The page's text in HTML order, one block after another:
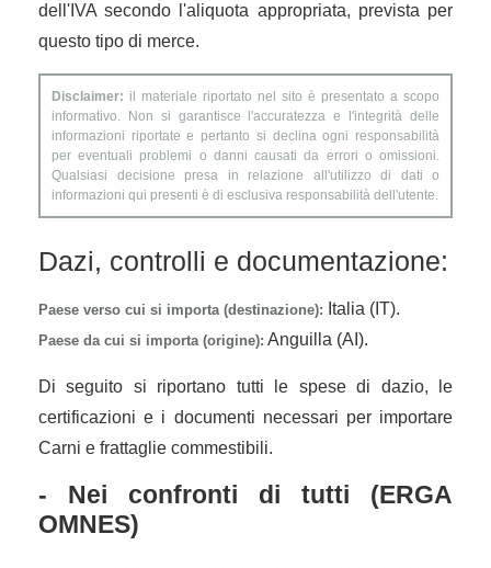
dell'IVA secondo l'aliquota appropriata, prevista per
questo tipo di merce.
Disclaimer: il materiale riportato nel sito è presentato a scopo
informativo. Non si garantisce l'accuratezza e l'integrità delle
informazioni riportate e pertanto si declina ogni responsabilità
per eventuali problemi o danni causati da errori o omissioni.
Qualsiasi decisione presa in relazione all'utilizzo di dati o
informazioni qui presenti è di esclusiva responsabilità dell'utente.
Dazi, controlli e documentazione:
Paese verso cui si importa (destinazione): Italia (IT).
Paese da cui si importa (origine): Anguilla (AI).
Di seguito si riportano tutti le spese di dazio, le
certificazioni e i documenti necessari per importare
Carni e frattaglie commestibili.
- Nei confronti di tutti (ERGA
OMNES)